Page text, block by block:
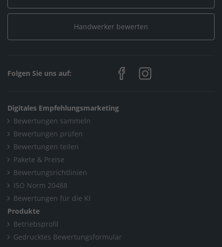
Handwerker bewerten
Folgen Sie uns auf:
Digitales Empfehlungsmarketing
Bewertungen sammeln
Bewertungen prüfen
Bewertungen teilen
Pakete & Preise
Bewertungsrichtlinien
ISO Norm 20488
Bewertungen für die KI
Produkte
Betriebsprofil
Gedrucktes Bewertungsformular